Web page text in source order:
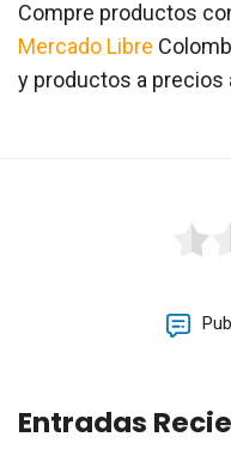
Compre productos
Mercado Libre
y productos a precios
Entradas